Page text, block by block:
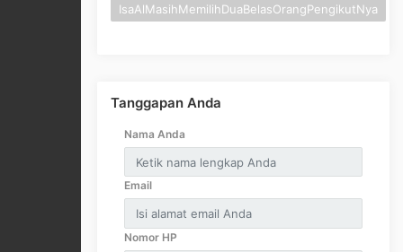
IsaAlMasihMemilihDuaBelasOrangPengikutNya
Tanggapan Anda
Nama Anda
Email
Nomor HP